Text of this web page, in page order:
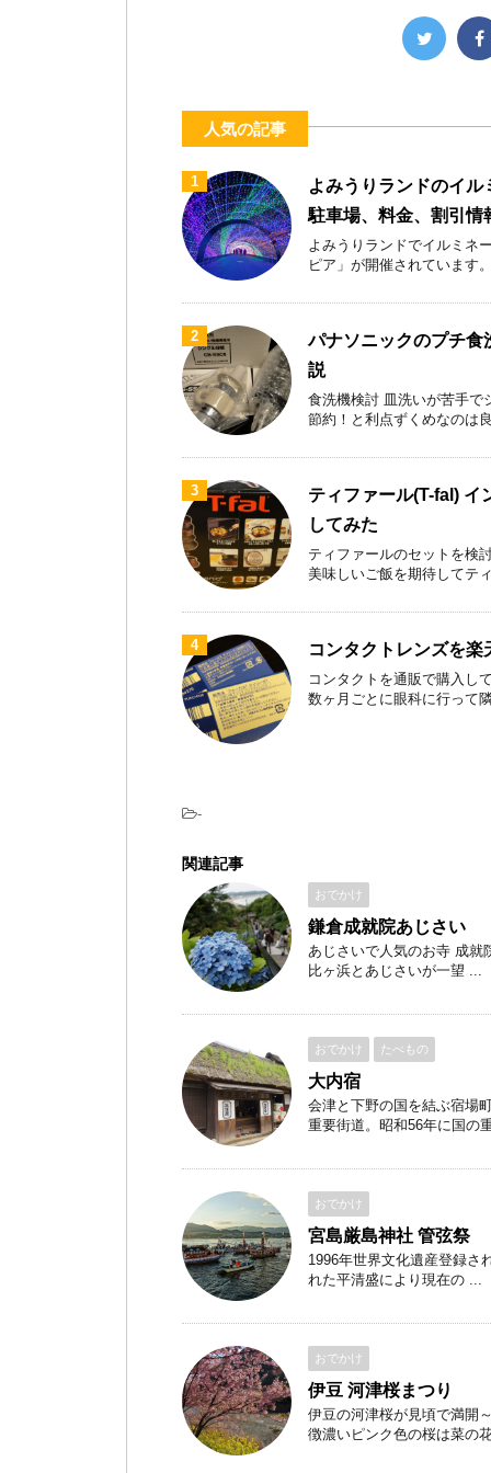
人気の記事
1
よみうりランドのイ
駐車場、料金、割引情
よみうりランドでイルミネ
ピア」が開催されています
2
パナソニックのプチ
説
食洗機検討 皿洗いが苦手で
節約！と利点ずくめなのは
3
ティファール(T-fal) イ
してみた
ティファールのセットを検
美味しいご飯を期待してテ
4 コンタクトレンズを楽
コンタクトを通販で購入し
数ヶ月ごとに眼科に行って
-
関連記事
おでかけ
鎌倉成就院あじさい
あじさいで人気のお寺 成就
比ヶ浜とあじさいが一望 ...
おでかけ たべもの
大内宿
会津と下野の国を結ぶ宿場
重要街道。昭和56年に国の
おでかけ
宮島厳島神社 管弦祭
1996年世界文化遺産登録さ
れた平清盛により現在の ...
おでかけ
伊豆 河津桜まつり
伊豆の河津桜が見頃で満開
徴濃いピンク色の桜は菜の